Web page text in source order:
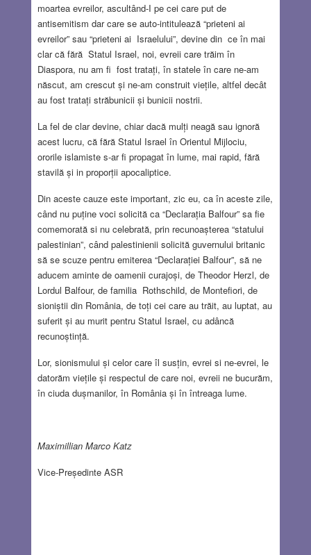
moartea evreilor, ascultând-I pe cei care put de
antisemitism dar care se auto-intitulează “prieteni ai
evreilor” sau “prieteni ai Israelului”, devine din ce în mai
clar că fără Statul Israel, noi, evreii care trăim în
Diaspora, nu am fi fost tratați, în statele în care ne-am
născut, am crescut și ne-am construit viețile, altfel decât
au fost tratați străbunicii și bunicii nostrii.
La fel de clar devine, chiar dacă mulți neagă sau ignoră
acest lucru, că fără Statul Israel în Orientul Mijlociu,
ororile islamiste s-ar fi propagat în lume, mai rapid, fără
stavilă și in proporții apocaliptice.
Din aceste cauze este important, zic eu, ca în aceste zile,
când nu puține voci solicită ca “Declarația Balfour” sa fie
comemorată si nu celebrată, prin recunoașterea “statului
palestinian”, când palestinienii solicită guvernului britanic
să se scuze pentru emiterea “Declarației Balfour”, să ne
aducem aminte de oamenii curajoși, de Theodor Herzl, de
Lordul Balfour, de familia Rothschild, de Montefiori, de
sioniștii din România, de toți cei care au trăit, au luptat, au
suferit și au murit pentru Statul Israel, cu adâncă
recunoștință.
Lor, sionismului și celor care îl susțin, evrei si ne-evrei, le
datorăm viețile și respectul de care noi, evreii ne bucurăm,
în ciuda dușmanilor, în România și în întreaga lume.
Maximillian Marco Katz
Vice-Președinte ASR